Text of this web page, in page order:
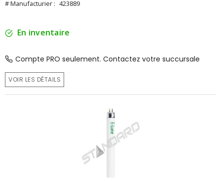
# Manufacturier : 423889
En inventaire
Compte PRO seulement. Contactez votre succursale
VOIR LES DÉTAILS